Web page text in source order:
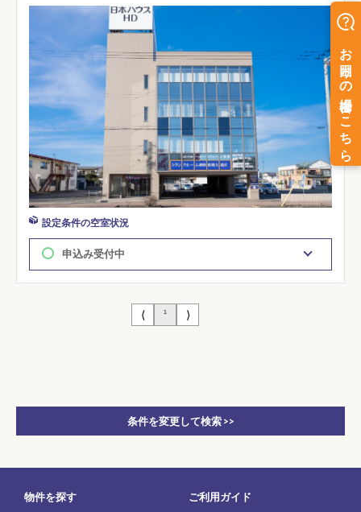
設定条件の空室状況
申込み受付中
⟨ 1 ⟩
条件を変更して検索 >>
物件を探す ご利用ガイド